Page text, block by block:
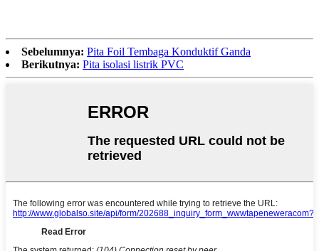
Sebelumnya: Pita Foil Tembaga Konduktif Ganda
Berikutnya: Pita isolasi listrik PVC